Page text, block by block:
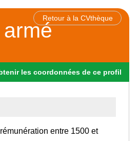
Retour à la CVthèque
les coordonnées de ce profil
entre 1500 et